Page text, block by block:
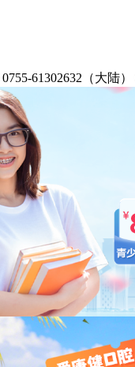
0755-61302632（大陆）